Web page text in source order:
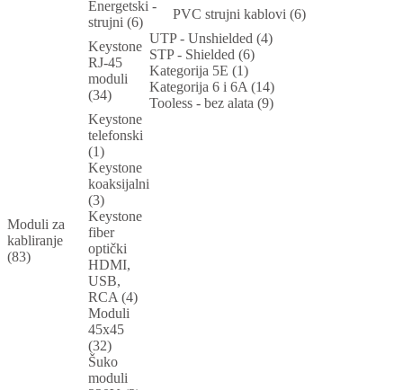
Energetski -
strujni (6)
PVC strujni kablovi (6)
Moduli za
kabliranje
(83)
Keystone
RJ-45
moduli
(34)
UTP - Unshielded (4)
STP - Shielded (6)
Kategorija 5E (1)
Kategorija 6 i 6A (14)
Tooless - bez alata (9)
Keystone
telefonski
(1)
Keystone
koaksijalni
(3)
Keystone
fiber
optički
HDMI,
USB,
RCA (4)
Moduli
45x45
(32)
Šuko
moduli